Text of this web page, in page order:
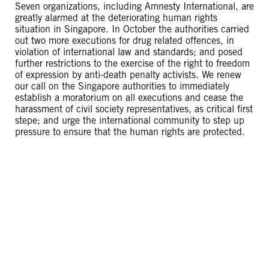
Seven organizations, including Amnesty International, are
greatly alarmed at the deteriorating human rights
situation in Singapore. In October the authorities carried
out two more executions for drug related offences, in
violation of international law and standards; and posed
further restrictions to the exercise of the right to freedom
of expression by anti-death penalty activists. We renew
our call on the Singapore authorities to immediately
establish a moratorium on all executions and cease the
harassment of civil society representatives, as critical first
stepe; and urge the international community to step up
pressure to ensure that the human rights are protected.